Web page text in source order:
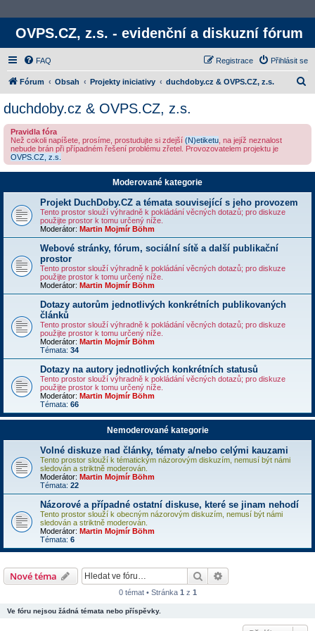
OVPS.CZ, z.s. - evidenční a diskuzní fórum
FAQ Přihlásit se
Registrace
Fórum Obsah Projekty iniciativy duchdoby.cz & OVPS.CZ, z.s.
t
duchdoby.cz & OVPS.CZ, z.s.
Pravidla fóra
Než cokoli napíšete, prosíme, prostudujte si zdejší (N)etiketu , na jejíž neznalost
nebude brán při případném řešení problému zřetel. Provozovatelem projektu je
OVPS.CZ, z.s.
Moderované kategorie
Projekt DuchDoby.CZ a témata související s jeho provozem
Tento prostor slouží výhradně k pokládání věcných dotazů; pro diskuze
použijte prostor k tomu určený níže.
Moderátor: Martin Mojmír Böhm
Webové stránky, fórum, sociální sítě a další publikační
prostor
Tento prostor slouží výhradně k pokládání věcných dotazů; pro diskuze
použijte prostor k tomu určený níže.
Moderátor: Martin Mojmír Böhm
Dotazy autorům jednotlivých konkrétních publikovaných
článků
Tento prostor slouží výhradně k pokládání věcných dotazů; pro diskuze
použijte prostor k tomu určený níže.
Moderátor: Martin Mojmír Böhm
Témata: 34
Dotazy na autory jednotlivých konkrétních statusů
Tento prostor slouží výhradně k pokládání věcných dotazů; pro diskuze
použijte prostor k tomu určený níže.
Moderátor: Martin Mojmír Böhm
Témata: 66
Nemoderované kategorie
Volné diskuze nad články, tématy a/nebo celými kauzami
Tento prostor slouží k tématickým názorovým diskuzím, nemusí být námi
sledován a striktně moderován.
Moderátor: Martin Mojmír Böhm
Témata: 22
Názorové a případné ostatní diskuse, které se jinam nehodí
Tento prostor slouží k obecným názorovým diskuzím, nemusí být námi
sledován a striktně moderován.
Moderátor: Martin Mojmír Böhm
Témata: 6
Nové téma Hledat
0 témat • Stránka 1 z 1
Ve fóru nejsou žádná témata nebo příspěvky.